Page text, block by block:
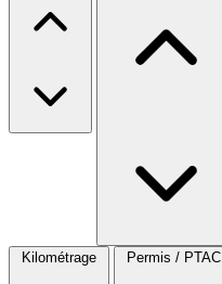
Kilométrage Permis / PTAC